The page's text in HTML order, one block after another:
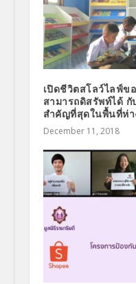
เปิดชีวิตสโลว์ไลฟ์ข
สามารถดิสรัพท์ได้ กั
สำคัญที่สุดในพื้นที่ห่า
December 11, 2018